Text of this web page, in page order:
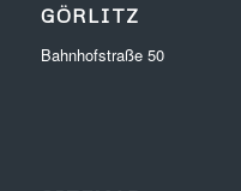
GÖRLITZ
Bahnhofstraße 50